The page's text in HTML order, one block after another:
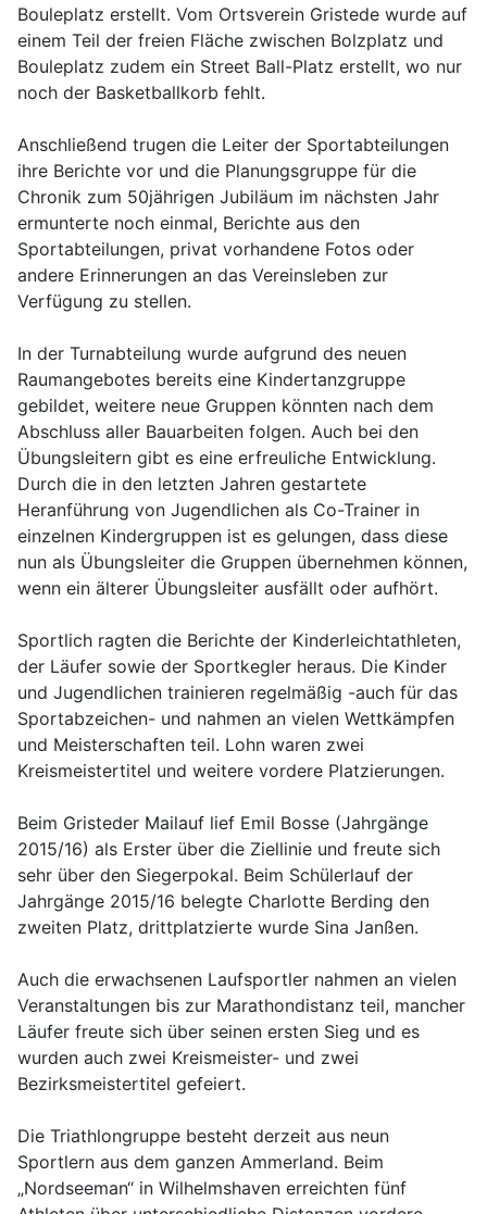
Bouleplatz erstellt. Vom Ortsverein Gristede wurde auf
einem Teil der freien Fläche zwischen Bolzplatz und
Bouleplatz zudem ein Street Ball-Platz erstellt, wo nur
noch der Basketballkorb fehlt.
Anschließend trugen die Leiter der Sportabteilungen
ihre Berichte vor und die Planungsgruppe für die
Chronik zum 50jährigen Jubiläum im nächsten Jahr
ermunterte noch einmal, Berichte aus den
Sportabteilungen, privat vorhandene Fotos oder
andere Erinnerungen an das Vereinsleben zur
Verfügung zu stellen.
In der Turnabteilung wurde aufgrund des neuen
Raumangebotes bereits eine Kindertanzgruppe
gebildet, weitere neue Gruppen könnten nach dem
Abschluss aller Bauarbeiten folgen. Auch bei den
Übungsleitern gibt es eine erfreuliche Entwicklung.
Durch die in den letzten Jahren gestartete
Heranführung von Jugendlichen als Co-Trainer in
einzelnen Kindergruppen ist es gelungen, dass diese
nun als Übungsleiter die Gruppen übernehmen können,
wenn ein älterer Übungsleiter ausfällt oder aufhört.
Sportlich ragten die Berichte der Kinderleichtathleten,
der Läufer sowie der Sportkegler heraus. Die Kinder
und Jugendlichen trainieren regelmäßig -auch für das
Sportabzeichen- und nahmen an vielen Wettkämpfen
und Meisterschaften teil. Lohn waren zwei
Kreismeistertitel und weitere vordere Platzierungen.
Beim Gristeder Mailauf lief Emil Bosse (Jahrgänge
2015/16) als Erster über die Ziellinie und freute sich
sehr über den Siegerpokal. Beim Schülerlauf der
Jahrgänge 2015/16 belegte Charlotte Berding den
zweiten Platz, drittplatzierte wurde Sina Janßen.
Auch die erwachsenen Laufsportler nahmen an vielen
Veranstaltungen bis zur Marathondistanz teil, mancher
Läufer freute sich über seinen ersten Sieg und es
wurden auch zwei Kreismeister- und zwei
Bezirksmeistertitel gefeiert.
Die Triathlongruppe besteht derzeit aus neun
Sportlern aus dem ganzen Ammerland. Beim
„Nordseeman“ in Wilhelmshaven erreichten fünf